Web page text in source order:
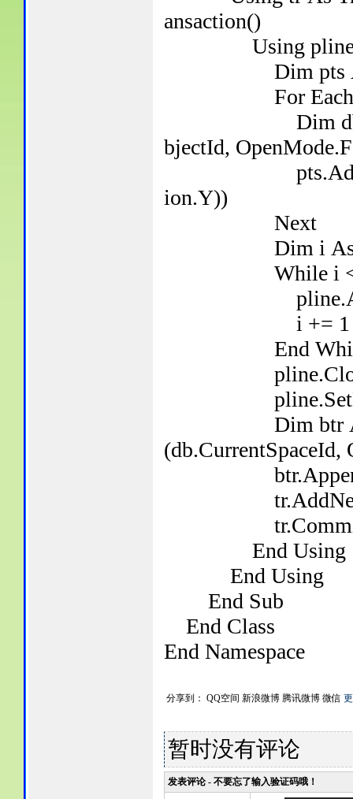
ansaction()
Using pline
Dim pts As
For Each so As
Dim dbPt As
bjectId,
pts.Add(New
ion.Y))
Next
Dim i As
While i <
i += 1
End
Dim btr As
End Using
End Using
End Sub
End Class
End Namespace
分享到： QQ空间 新浪微博 腾讯微博 微信
暂时没有评论
发表评论 - 不要忘了输入验证码哦！